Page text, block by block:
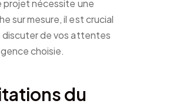
projet nécessite une
sur mesure, il est crucial
discuter de vos attentes
choisie.
du